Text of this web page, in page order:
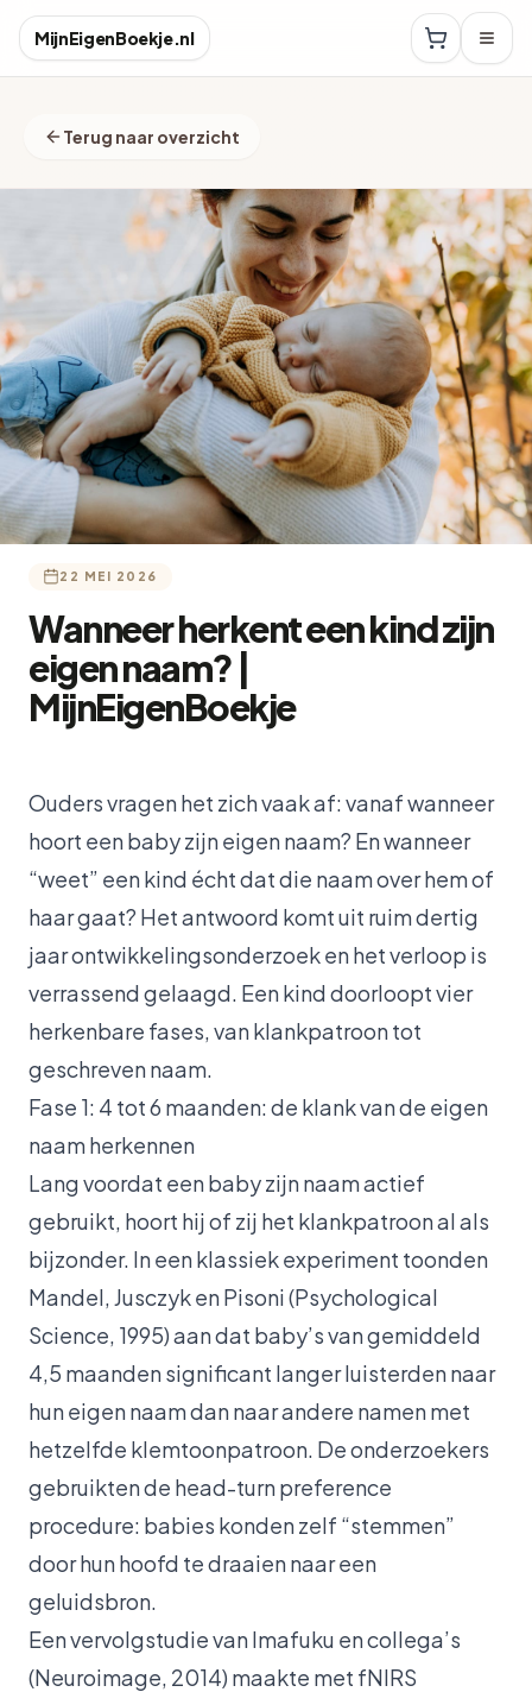
MijnEigenBoekje.nl
Terug naar overzicht
22 MEI 2026
Wanneer herkent een kind zijn
eigen naam? |
MijnEigenBoekje
Ouders vragen het zich vaak af: vanaf wanneer
hoort een baby zijn eigen naam? En wanneer
“weet” een kind écht dat die naam over hem of
haar gaat? Het antwoord komt uit ruim dertig
jaar ontwikkelingsonderzoek en het verloop is
verrassend gelaagd. Een kind doorloopt vier
herkenbare fases, van klankpatroon tot
geschreven naam.
Fase 1: 4 tot 6 maanden: de klank van de eigen
naam herkennen
Lang voordat een baby zijn naam actief
gebruikt, hoort hij of zij het klankpatroon al als
bijzonder. In een klassiek experiment toonden
Mandel, Jusczyk en Pisoni (Psychological
Science, 1995) aan dat baby’s van gemiddeld
4,5 maanden significant langer luisterden naar
hun eigen naam dan naar andere namen met
hetzelfde klemtoonpatroon. De onderzoekers
gebruikten de head-turn preference
procedure: babies konden zelf “stemmen”
door hun hoofd te draaien naar een
geluidsbron.
Een vervolgstudie van Imafuku en collega’s
(Neuroimage, 2014) maakte met fNIRS